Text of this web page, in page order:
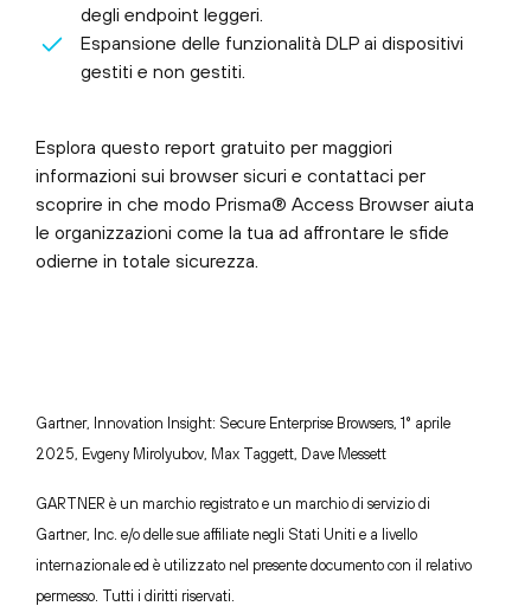
degli endpoint leggeri.
Espansione delle funzionalità DLP ai dispositivi
gestiti e non gestiti.
Esplora questo report gratuito per maggiori
informazioni sui browser sicuri e contattaci per
scoprire in che modo Prisma® Access Browser aiuta
le organizzazioni come la tua ad affrontare le sfide
odierne in totale sicurezza.
Gartner, Innovation Insight: Secure Enterprise Browsers, 1° aprile
2025, Evgeny Mirolyubov, Max Taggett, Dave Messett
GARTNER è un marchio registrato e un marchio di servizio di
Gartner, Inc. e/o delle sue affiliate negli Stati Uniti e a livello
internazionale ed è utilizzato nel presente documento con il relativo
permesso. Tutti i diritti riservati.